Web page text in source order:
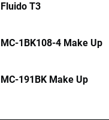
Fluido T3
MC-1BK108-4 Make Up
MC-191BK Make Up